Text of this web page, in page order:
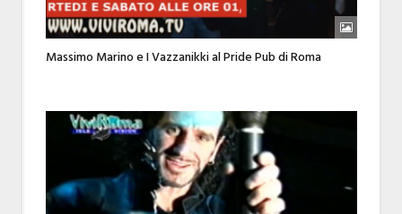
Massimo Marino e I Vazzanikki al Pride Pub di Roma